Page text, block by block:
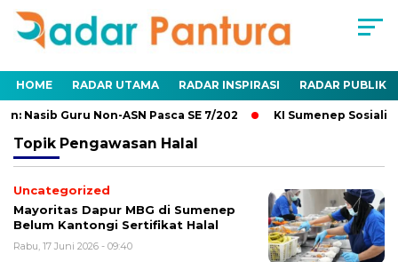
HOME RADAR UTAMA RADAR INSPIRASI RADAR PUBLIK
Nasib Guru Non-ASN Pasca SE 7/202 KI Sumenep
Topik Pengawasan Halal
Uncategorized
Mayoritas Dapur MBG di Sumenep
Belum Kantongi Sertifikat Halal
Rabu, 17 Juni 2026 - 09:40